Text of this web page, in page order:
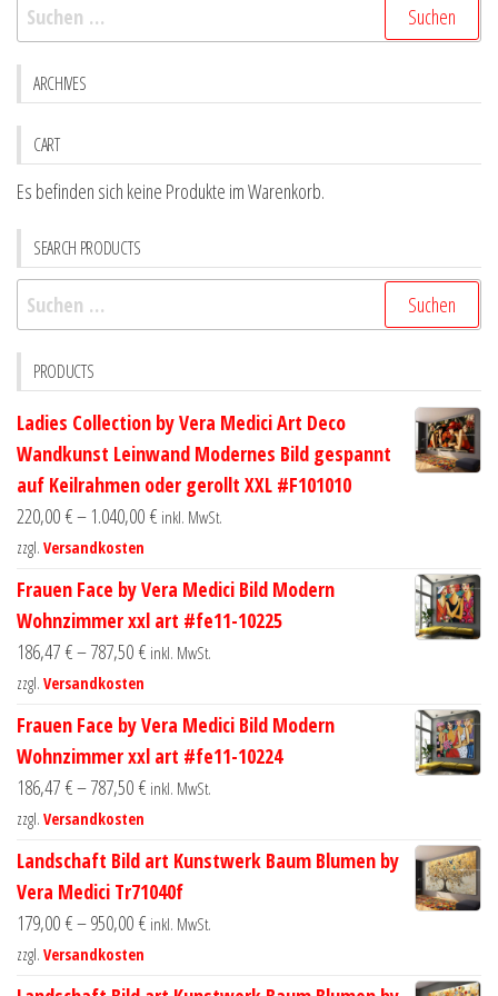
auf
Produktseite
werden
auf
Suchen
nach:
ARCHIVES
CART
Es befinden sich keine Produkte im Warenkorb.
SEARCH PRODUCTS
Suchen
nach:
PRODUCTS
Ladies Collection by Vera Medici Art Deco
Wandkunst Leinwand Modernes Bild gespannt
auf Keilrahmen oder gerollt XXL #F101010
220,00 €– 1.040,00 € inkl. MwSt.
zzgl. Versandkosten
Frauen Face by Vera Medici Bild Modern
Wohnzimmer xxl art #fe11-10225
186,47 €–787,50 € inkl. MwSt.
zzgl. Versandkosten
Frauen Face by Vera Medici Bild Modern
Wohnzimmer xxl art #fe11-10224
186,47 €–787,50 € inkl. MwSt.
zzgl. Versandkosten
Landschaft Bild art Kunstwerk Baum Blumen by
Vera Medici Tr71040f
179,00 €–950,00 € inkl. MwSt.
zzgl. Versandkosten